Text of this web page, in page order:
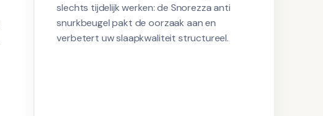
slechts tijdelijk werken: de Snorezza anti
snurkbeugel pakt de oorzaak aan en
verbetert uw slaapkwaliteit structureel.